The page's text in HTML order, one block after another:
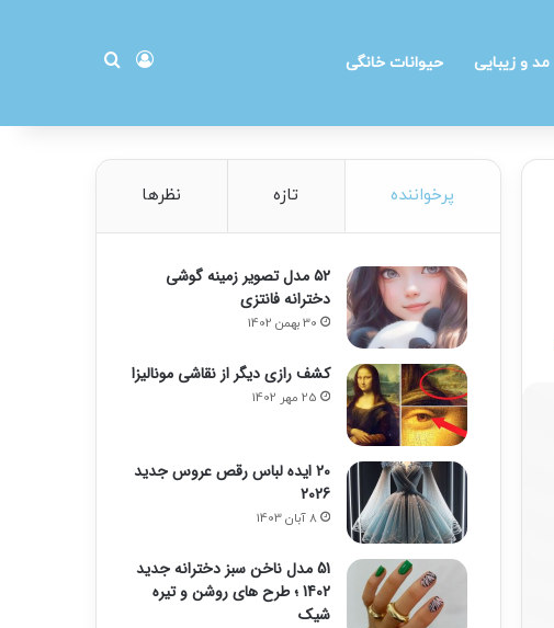
مد و زیبایی حیوانات خانگی ورود
پرخواننده تازه نظرها
۵۲ مدل تصویر زمینه گوشی
دخترانه فانتزی
30 بهمن 1402
کشف رازی دیگر از نقاشی مونالیزا
25 مهر 1402
20 ایده لباس رقص عروس جدید
2026
8 آبان 1403
51 مدل ناخن سبز دخترانه جدید
1402 ؛ طرح های روشن و تیره
شیک